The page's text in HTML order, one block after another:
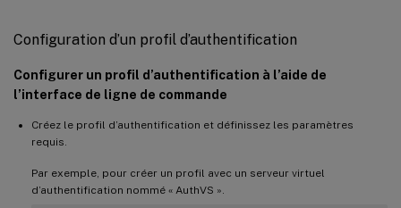
Configuration d’un profil d’authentification
Configurer un profil d’authentification à l’aide de
l’interface de ligne de commande
Créez le profil d’authentification et définissez les paramètres
requis.
Par exemple, pour créer un profil avec un serveur virtuel
d’authentification nommé « AuthVS ».